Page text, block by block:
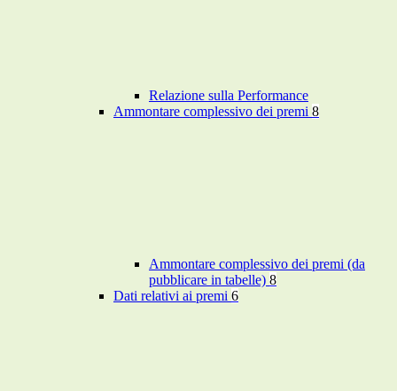
Relazione sulla Performance
Ammontare complessivo dei premi 8
Ammontare complessivo dei premi (da
pubblicare in tabelle) 8
Dati relativi ai premi 6